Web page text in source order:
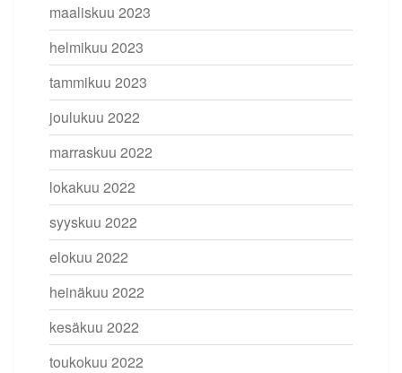
maaliskuu 2023
helmikuu 2023
tammikuu 2023
joulukuu 2022
marraskuu 2022
lokakuu 2022
syyskuu 2022
elokuu 2022
heinäkuu 2022
kesäkuu 2022
toukokuu 2022